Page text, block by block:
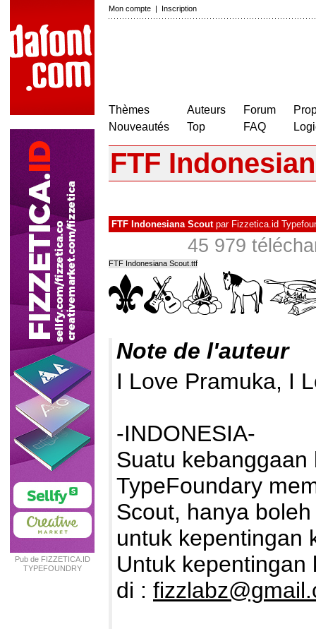
Mon compte | Inscription
Thèmes
Nouveautés
Auteurs
Top
Forum
FAQ
Pub de FIZZETICA.ID
TYPEFOUNDRY
FTF
FTF Indonesiana Scoutpar Fizzetica.id
45 979
FTF Indonesiana Scout.ttf
Note de l'auteur
I Love Pramuka, I
-INDONESIA-
Suatu
TypeFoundary
Scout, hanya
untuk kepentingan
Untuk
di :